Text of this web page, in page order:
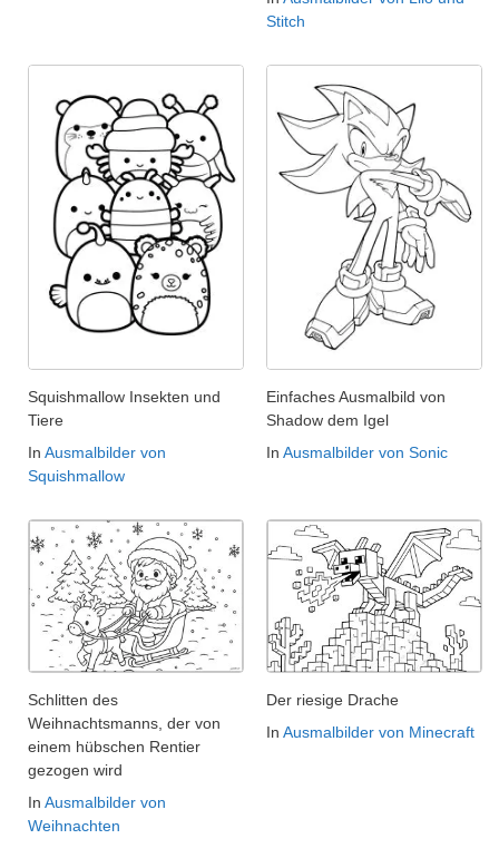
Stitch
Squishmallow Insekten und
Tiere
In Ausmalbilder von
Squishmallow
Einfaches Ausmalbild von
Shadow dem Igel
In Ausmalbilder von Sonic
Schlitten des
Weihnachtsmanns, der von
einem hübschen Rentier
gezogen wird
In Ausmalbilder von
Weihnachten
Der riesige Drache
In Ausmalbilder von Minecraft